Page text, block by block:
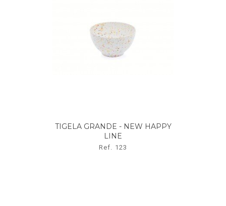
TIGELA GRANDE - NEW HAPPY
LINE
Ref. 123